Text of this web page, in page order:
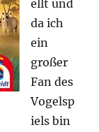
ellt und
da ich
ein
großer
Fan des
Vogelsp
iels bin